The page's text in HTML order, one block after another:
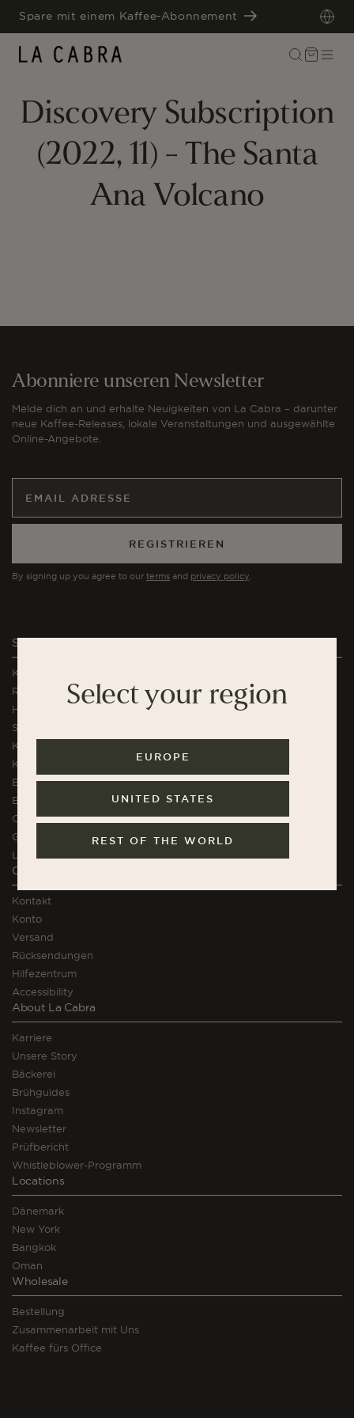
Select your region
EUROPE
UNITED STATES
REST OF THE WORLD
ZUM
Spare mit einem Kaffee-Abonnement
Warenkorb
Discovery Subscription
(2022, 11) - The Santa
Ana Volcano
Abonniere unseren Newsletter
Melde dich an und erhalte Neuigkeiten von La Cabra – darunter
neue Kaffee-Releases, lokale Veranstaltungen und ausgewählte
Online-Angebote.
REGISTRIEREN
By signing up you agree to our terms and privacy policy.
Shop
Kaffee
Rituals Abonnement
High Volume Abonnement
Single Serve Kaffee
Kaffesets & Geschenke
K.H. Würtz Stoneware
Brühzubehör
Bekleidung
Chocolate
Geschenkkarten
La Cabra Kurse
Orders and Support
Kontakt
Konto
Versand
Rücksendungen
Hilfezentrum
Accessibility
About La Cabra
Karriere
Unsere Story
Bäckerei
Brühguides
Instagram
Newsletter
Prüfbericht
Whistleblower-Programm
Locations
Dänemark
New York
Bangkok
Oman
Wholesale
Bestellung
Zusammenarbeit mit Uns
Kaffee fürs Office